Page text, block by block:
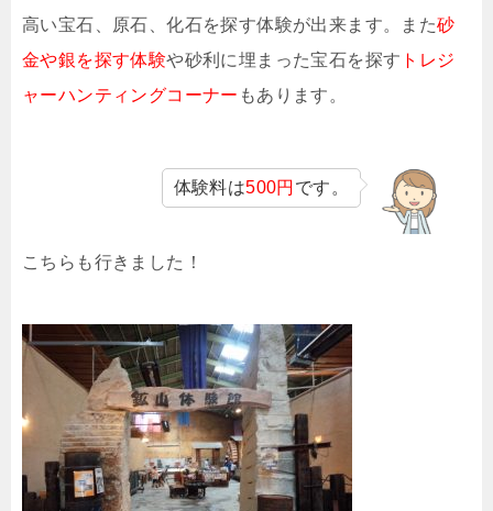
高い宝石、原石、化石を探す体験が出来ます。また砂
金や銀を探す体験や砂利に埋まった宝石を探す トレジ
ャーハンティングコーナー もあります。
体験料は500円 です。
こちらも行きました！